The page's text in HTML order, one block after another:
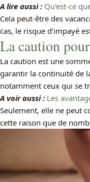
A lire aussi : Qu'est-ce
Cela peut-être des
cas, le risque d’impayé
La caution
La caution est une
garantir la continuité de
notamment ceux qui se
A voir aussi : Les
Seulement, elle ne peut
cette raison que de